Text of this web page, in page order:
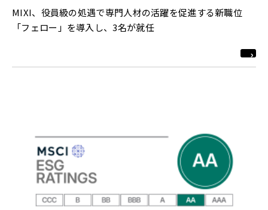
MIXI、役員級の処遇で専門人材の活躍を促進する新職位
「フェロー」を導入し、3名が就任